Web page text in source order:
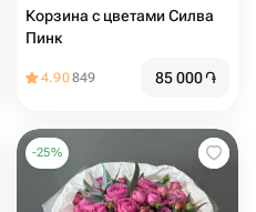
Корзина с цветами Силва
Пинк️
4.90849 85 000֏
-25%